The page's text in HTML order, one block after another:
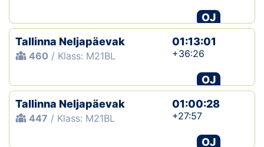
OJ
Tallinna Neljapäevak
460 / Klass: M21BL
01:13:01
+36:26
OJ
Tallinna Neljapäevak
447 / Klass: M21BL
01:00:28
+27:57
OJ